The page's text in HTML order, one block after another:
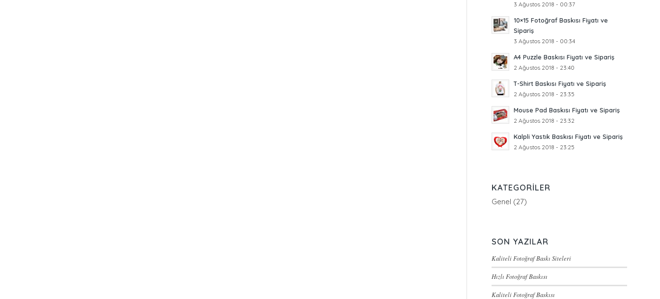
3 Ağustos 2018 - 00:37
10×15 Fotoğraf Baskısı Fiyatı ve
Sipariş
3 Ağustos 2018 - 00:34
A4 Puzzle Baskısı Fiyatı ve Sipariş
2 Ağustos 2018 - 23:40
T-Shirt Baskısı Fiyatı ve Sipariş
2 Ağustos 2018 - 23:35
Mouse Pad Baskısı Fiyatı ve Sipariş
2 Ağustos 2018 - 23:32
Kalpli Yastık Baskısı Fiyatı ve Sipariş
2 Ağustos 2018 - 23:25
KATEGORILER
Genel (27)
SON YAZILAR
Kaliteli Fotoğraf Baskı Siteleri
Hızlı Fotoğraf Baskısı
Kaliteli Fotoğraf Baskısı